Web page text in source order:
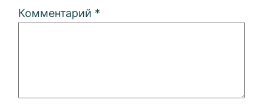
Комментарий *